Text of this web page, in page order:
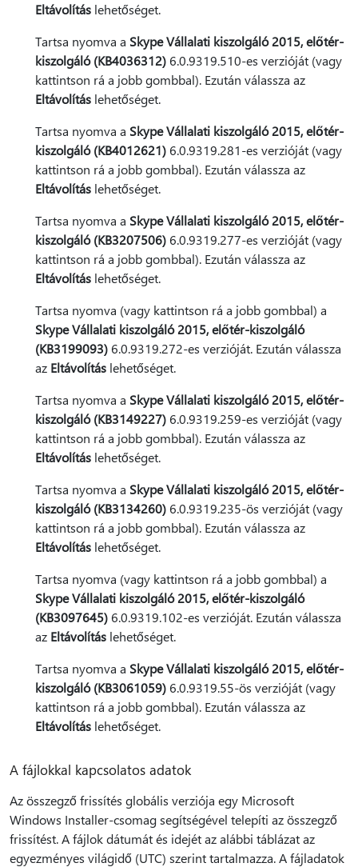
Eltávolítás lehetőséget.
Tartsa nyomva a Skype Vállalati kiszolgáló 2015, előtér-
kiszolgáló (KB4036312) 6.0.9319.510-es verzióját (vagy
kattintson rá a jobb gombbal). Ezután válassza az
Eltávolítás lehetőséget.
Tartsa nyomva a Skype Vállalati kiszolgáló 2015, előtér-
kiszolgáló (KB4012621) 6.0.9319.281-es verzióját (vagy
kattintson rá a jobb gombbal). Ezután válassza az
Eltávolítás lehetőséget.
Tartsa nyomva a Skype Vállalati kiszolgáló 2015, előtér-
kiszolgáló (KB3207506) 6.0.9319.277-es verzióját (vagy
kattintson rá a jobb gombbal). Ezután válassza az
Eltávolítás lehetőséget.
Tartsa nyomva (vagy kattintson rá a jobb gombbal) a
Skype Vállalati kiszolgáló 2015, előtér-kiszolgáló
(KB3199093) 6.0.9319.272-es verzióját. Ezután válassza
az Eltávolítás lehetőséget.
Tartsa nyomva a Skype Vállalati kiszolgáló 2015, előtér-
kiszolgáló (KB3149227) 6.0.9319.259-es verzióját (vagy
kattintson rá a jobb gombbal). Ezután válassza az
Eltávolítás lehetőséget.
Tartsa nyomva a Skype Vállalati kiszolgáló 2015, előtér-
kiszolgáló (KB3134260) 6.0.9319.235-ös verzióját (vagy
kattintson rá a jobb gombbal). Ezután válassza az
Eltávolítás lehetőséget.
Tartsa nyomva (vagy kattintson rá a jobb gombbal) a
Skype Vállalati kiszolgáló 2015, előtér-kiszolgáló
(KB3097645) 6.0.9319.102-es verzióját. Ezután válassza
az Eltávolítás lehetőséget.
Tartsa nyomva a Skype Vállalati kiszolgáló 2015, előtér-
kiszolgáló (KB3061059) 6.0.9319.55-ös verzióját (vagy
kattintson rá a jobb gombbal). Ezután válassza az
Eltávolítás lehetőséget.
A fájlokkal kapcsolatos adatok
Az összegző frissítés globális verziója egy Microsoft
Windows Installer-csomag segítségével telepíti az összegző
frissítést. A fájlok dátumát és idejét az alábbi táblázat az
egyezményes világidő (UTC) szerint tartalmazza. A fájladatok